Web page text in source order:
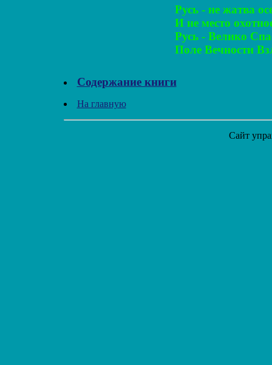
Русь - не жатва
И не место
Русь - Велико
Поле Вечности
Содержание книги
На главную
Сайт